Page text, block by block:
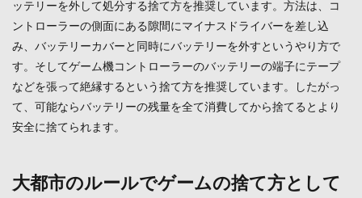
いて
ファ
クト
リー
リセ
ット
のや
5
ッテリーを外して処分する捨て方を推奨しています。方法は、コ
ントローラーの側面にある隙間にマイナスドライバーを差し込
み、バッテリーカバーと同時にバッテリーを外すというやり方で
す。そしてゲーム機コントローラーのバッテリーの端子にテープ
などを張って絶縁するという捨て方を推奨しています。したがっ
て、可能ならバッテリーの残量を全て消費してから捨てるとより
安全に捨てられます。
大都市のルールでゲームの捨て方として